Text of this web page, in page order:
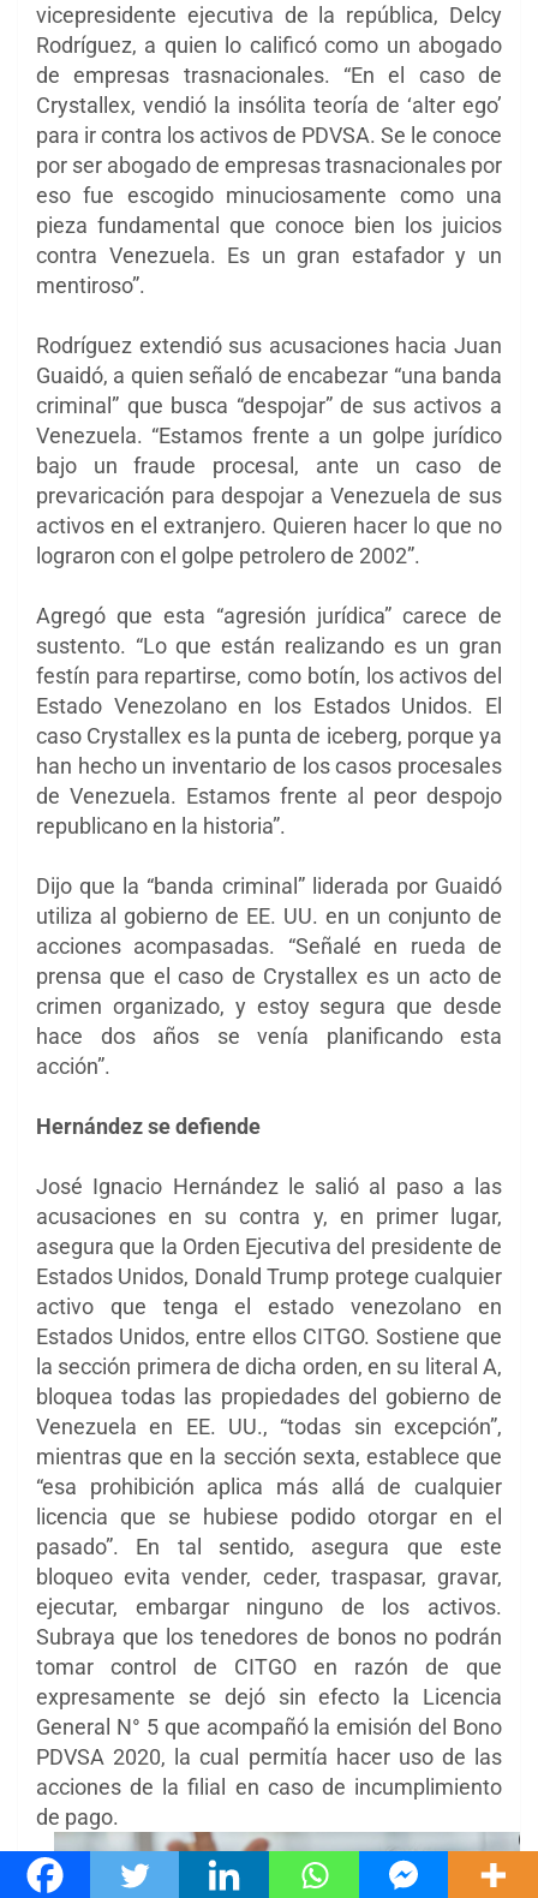
vicepresidente ejecutiva de la república, Delcy
Rodríguez, a quien lo calificó como un abogado
de empresas trasnacionales. “En el caso de
Crystallex, vendió la insólita teoría de ‘alter ego’
para ir contra los activos de PDVSA. Se le conoce
por ser abogado de empresas trasnacionales por
eso fue escogido minuciosamente como una
pieza fundamental que conoce bien los juicios
contra Venezuela. Es un gran estafador y un
mentiroso”.
Rodríguez extendió sus acusaciones hacia Juan
Guaidó, a quien señaló de encabezar “una banda
criminal” que busca “despojar” de sus activos a
Venezuela. “Estamos frente a un golpe jurídico
bajo un fraude procesal, ante un caso de
prevaricación para despojar a Venezuela de sus
activos en el extranjero. Quieren hacer lo que no
lograron con el golpe petrolero de 2002”.
Agregó que esta “agresión jurídica” carece de
sustento. “Lo que están realizando es un gran
festín para repartirse, como botín, los activos del
Estado Venezolano en los Estados Unidos. El
caso Crystallex es la punta de iceberg, porque ya
han hecho un inventario de los casos procesales
de Venezuela. Estamos frente al peor despojo
republicano en la historia”.
Dijo que la “banda criminal” liderada por Guaidó
utiliza al gobierno de EE. UU. en un conjunto de
acciones acompasadas. “Señalé en rueda de
prensa que el caso de Crystallex es un acto de
crimen organizado, y estoy segura que desde
hace dos años se venía planificando esta
acción”.
Hernández se defiende
José Ignacio Hernández le salió al paso a las
acusaciones en su contra y, en primer lugar,
asegura que la Orden Ejecutiva del presidente de
Estados Unidos, Donald Trump protege cualquier
activo que tenga el estado venezolano en
Estados Unidos, entre ellos CITGO. Sostiene que
la sección primera de dicha orden, en su literal A,
bloquea todas las propiedades del gobierno de
Venezuela en EE. UU., “todas sin excepción”,
mientras que en la sección sexta, establece que
“esa prohibición aplica más allá de cualquier
licencia que se hubiese podido otorgar en el
pasado”. En tal sentido, asegura que este
bloqueo evita vender, ceder, traspasar, gravar,
ejecutar, embargar ninguno de los activos.
Subraya que los tenedores de bonos no podrán
tomar control de CITGO en razón de que
expresamente se dejó sin efecto la Licencia
General N° 5 que acompañó la emisión del Bono
PDVSA 2020, la cual permitía hacer uso de las
acciones de la filial en caso de incumplimiento
de pago.